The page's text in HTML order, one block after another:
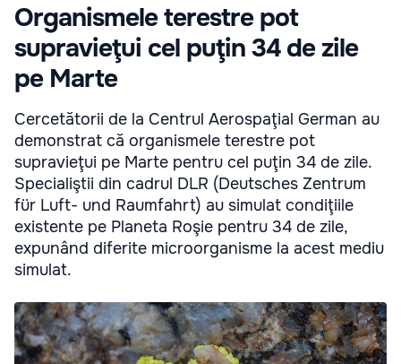
Organismele terestre pot
supravieţui cel puţin 34 de zile
pe Marte
Cercetătorii de la Centrul Aerospaţial German au
demonstrat că organismele terestre pot
supravieţui pe Marte pentru cel puţin 34 de zile.
Specialiştii din cadrul DLR (Deutsches Zentrum
für Luft- und Raumfahrt) au simulat condiţiile
existente pe Planeta Roşie pentru 34 de zile,
expunând diferite microorganisme la acest mediu
simulat.